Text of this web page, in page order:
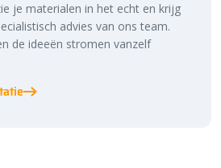
je materialen in het echt en krijg
advies van ons team.
de ideeën stromen vanzelf